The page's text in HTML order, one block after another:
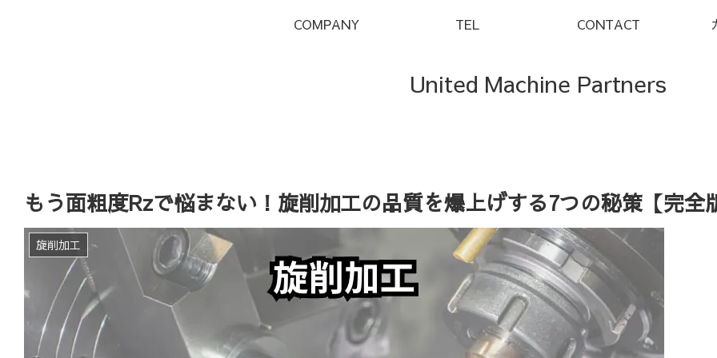
United Machine Partners
COMPANY TEL CONTACT
もう面粗度Rzで悩まない！旋削加工の品質を爆上げする7つの秘策【完全
旋削加工